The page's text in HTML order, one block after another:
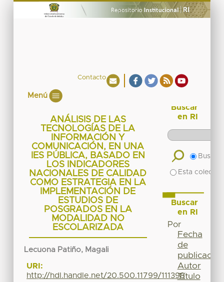
Contacto
Menú
ANÁLISIS DE LAS
TECNOLOGÍAS DE LA
INFORMACIÓN Y
COMUNICACIÓN, EN UNA
IES PÚBLICA, BASADO EN
LOS INDICADORES
NACIONALES DE CALIDAD
COMO ESTRATEGIA EN LA
IMPLEMENTACIÓN DE
ESTUDIOS DE
POSGRADOS EN LA
MODALIDAD NO
ESCOLARIZADA
Lecuona Patiño, Magali
URI:
http://hdl.handle.net/20.500.11799/111398
Buscar
en RI
Buscar
Esta
Buscar
en RI
Por
Fecha
de
publicación
Autor
Título